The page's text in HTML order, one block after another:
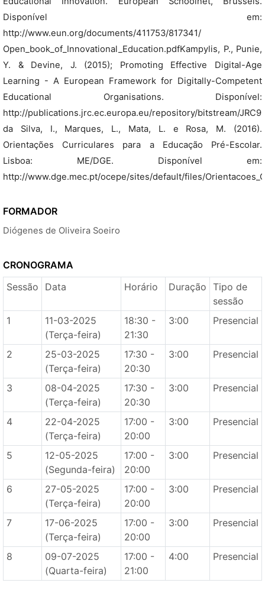
Disponível em:
http://www.eun.org/documents/411753/817341/
Open_book_of_Innovational_Education.pdfKampylis, P., Punie,
Y. & Devine, J. (2015); Promoting Effective Digital-Age
Learning - A European Framework for Digitally-Competent
Educational Organisations. Disponível:
http://publications.jrc.ec.europa.eu/repository/bitstream/
da Silva, I., Marques, L., Mata, L. e Rosa, M. (2016).
Orientações Curriculares para a Educação Pré-Escolar.
Lisboa: ME/DGE. Disponível em:
http://www.dge.mec.pt/ocepe/sites/default/files/
FORMADOR
Diógenes de Oliveira Soeiro
CRONOGRAMA
Sessão
Data Horário Duração Tipo de
sessão
1
11-03-2025
(Terça-feira)
18:30 -
21:30
3:00 Presencial
2
25-03-2025
(Terça-feira)
17:30 -
20:30
3:00 Presencial
3
08-04-2025
(Terça-feira)
17:30 -
20:30
3:00 Presencial
4
22-04-2025
(Terça-feira)
17:00 -
20:00
3:00 Presencial
5
12-05-2025
(Segunda-feira)
17:00 -
20:00
3:00 Presencial
6
27-05-2025
(Terça-feira)
17:00 -
20:00
3:00 Presencial
7
17-06-2025
(Terça-feira)
17:00 -
20:00
3:00 Presencial
8
09-07-2025
(Quarta-feira)
17:00 -
21:00
4:00 Presencial